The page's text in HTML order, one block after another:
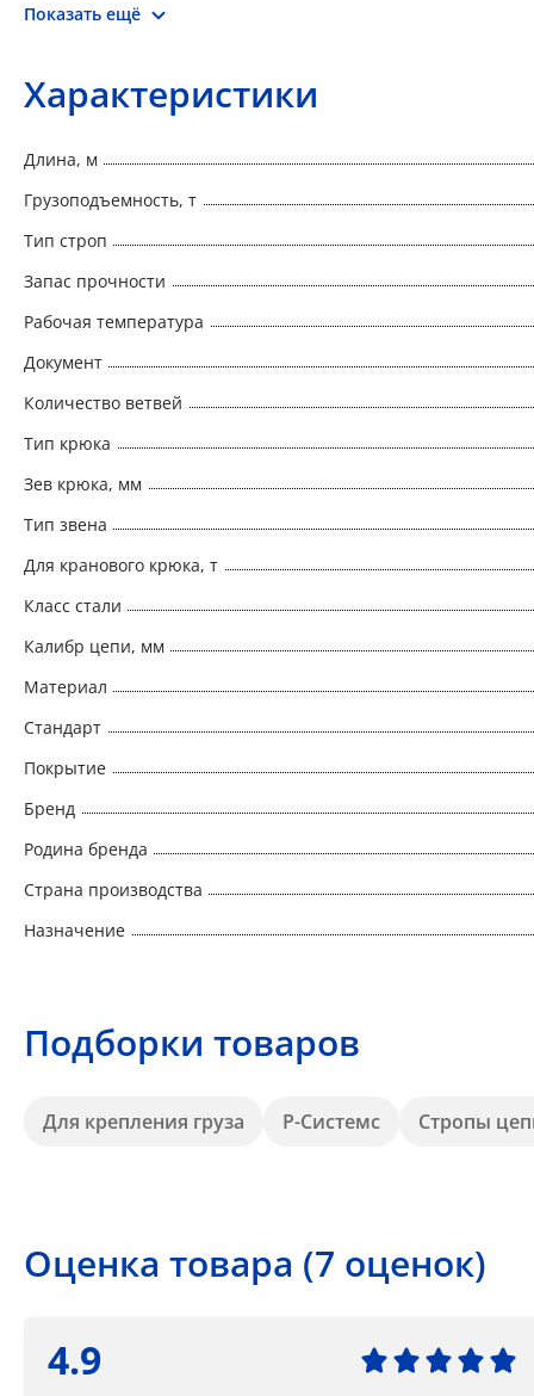
Показать ещё
Характеристики
Длина, м
Грузоподъемность, т
Тип строп
Запас прочности
Рабочая температура
Документ
Количество ветвей
Тип крюка
Зев крюка, мм
Тип звена
Для кранового крюка, т
Класс стали
Калибр цепи, мм
Материал
Стандарт
Покрытие
Бренд
Родина бренда
Страна производства
Назначение
Подборки товаров
Для крепления груза Р-Системс Стропы
Оценка товара (7 оценок)
4.9